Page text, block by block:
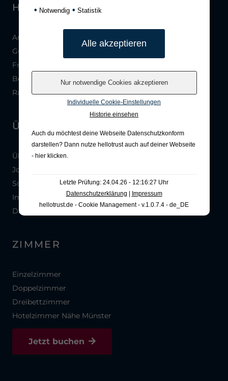
HOTEL
Anfahrt
Gut zu Wissen
Frühstück
Beruflich Unterwegs
Radler
ÜBER UNS
Über Uns
Jobs
Soziale Medien
Impressum
Datenschutzerklärung
ZIMMER
Einzelzimmer
Doppelzimmer
Dreibettzimmer
Hotelzimmer Nähe Münster
Jetzt buchen
• Notwendig • Statistik
Individuelle Cookie-Einstellungen
Historie einsehen
Auch du möchtest deine Webseite Datenschutzkonform
darstellen? Dann nutze hellotrust auch auf deiner Webseite
- hier klicken.
Letzte Prüfung: 24.04.26 - 12:16:27 Uhr
Datenschutzerklärung
Impressum
hellotrust.de - Cookie Management - v.1.0.7.4 - de_DE